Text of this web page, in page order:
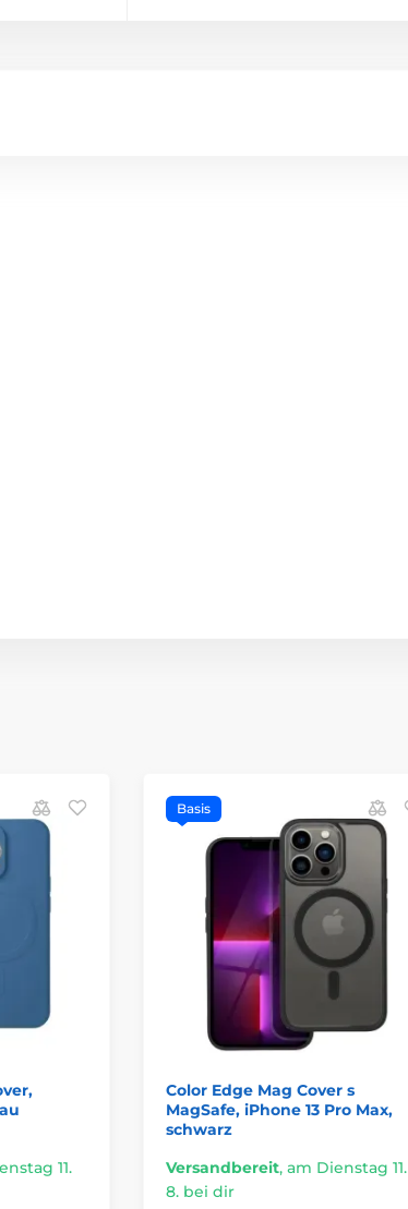
11.
Basis
Color Edge Mag Cover s
MagSafe, iPhone 13 Pro Max,
schwarz
Versandbereit, am Dienstag 11.
8. bei dir